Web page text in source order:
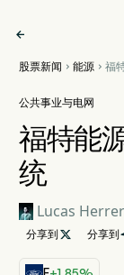

股票新闻  能源  福
公共事业与电网
福特能
统
Lucas
分享到  分享到